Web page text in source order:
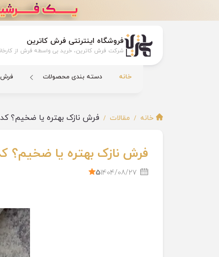
فروشگاه اینترنتی فرش کاترین
شرکت فرش کاترین، خرید بی واسطه فرش از
خانه دسته بندی محصولات فرش
خانه مقالات فرش نازک بهتره یا ضخیم؟
فرش نازک بهتره یا ضخیم؟
1404/08/27
5